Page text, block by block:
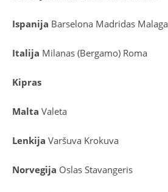
Ispanija Barselona Madridas Malaga
Italija Milanas (Bergamo) Roma
Kipras
Malta Valeta
Lenkija Varšuva Krokuva
Norvegija Oslas Stavangeris